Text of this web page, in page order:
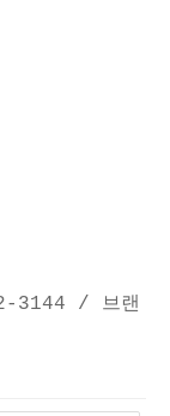
3144 / 브랜